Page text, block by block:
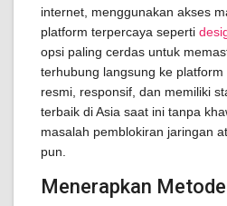
internet, menggunakan akses
platform terpercaya seperti
opsi paling cerdas untuk
terhubung langsung ke
resmi, responsif, dan memiliki
terbaik di Asia saat ini tanpa
masalah pemblokiran jaringan
pun.
Menerapkan